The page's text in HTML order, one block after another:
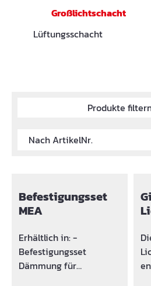
Großlichtschacht
Lüftungsschacht
Produkte
Befestigungsset
MEA
Erhältlich in: -
Befestigungsset
Dämmung für